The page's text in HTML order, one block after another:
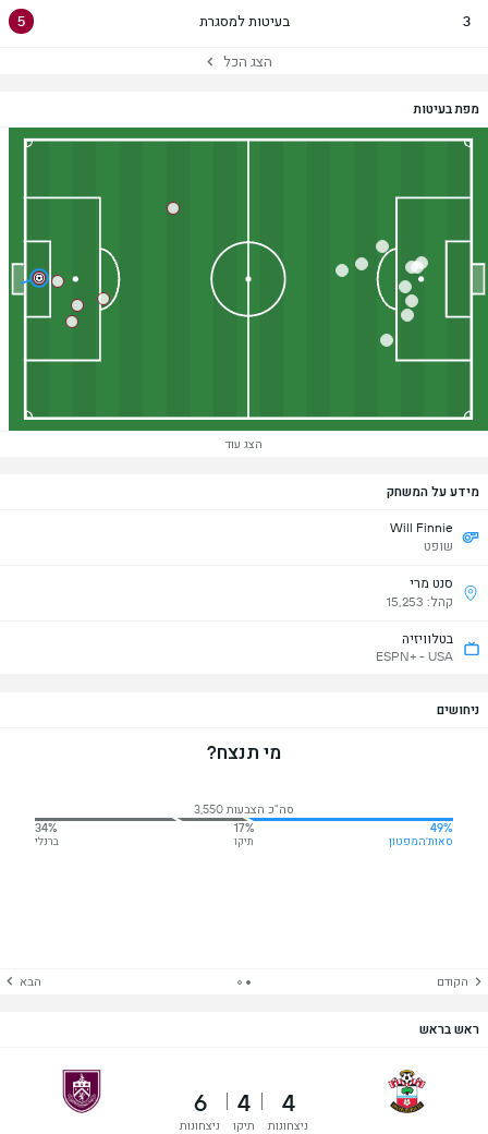
3 בעיטות למסגרת 5
הצג הכל
מפת בעיטות
הצג עוד
מידע על המשחק
Will Finnie
שופט
סנט מרי
קהל: 15,253
בטלוויזיה
ESPN+ - USA
ניחושים
מי תנצח?
סה"כ הצבעות 3,550
49%
סאות'המפטון
17%
תיקו
34%
ברנלי
הקודם הבא
ראש בראש
4
ניצחונות
4
תיקו
6
ניצחונות